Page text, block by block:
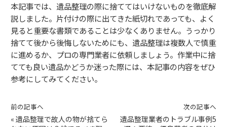
本記事では、遺品整理の際に捨ててはいけないものを徹底解
説しました。片付けの際に出てきた紙切れであっても、よく
見ると重要な書類であることは少なくありません。うっかり
捨てて後から後悔しないためにも、遺品整理は複数人で慎重
に進めるか、プロの専門業者に依頼しましょう。作業中に捨
てても良い遺品かどうか迷った際には、本記事の内容をぜひ
参考にしてみてください。
前の記事へ
« 遺品整理で故人の物が捨てら
次の記事へ
遺品整理業者のトラブル事例5